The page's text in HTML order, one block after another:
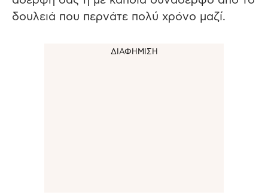
δουλειά που περνάτε πολύ χρόνο μαζί.